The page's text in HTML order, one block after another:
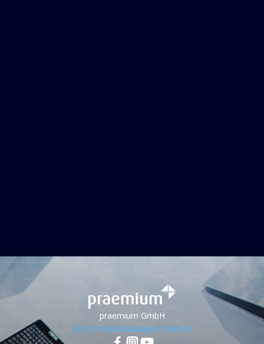
praemium GmbH
Jetzt Potenzialanalyse starten!